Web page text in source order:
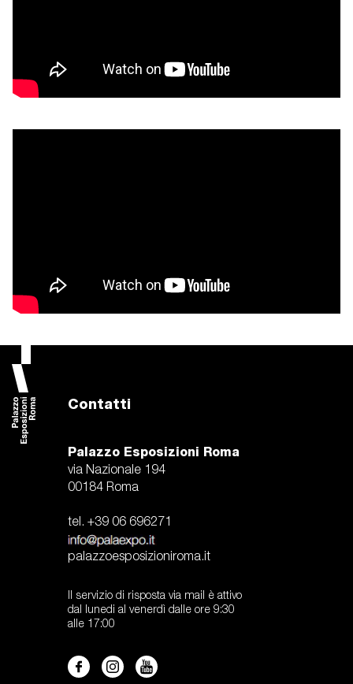
Contatti
Palazzo Esposizioni Roma
via Nazionale 194
00184 Roma
tel. +39 06 696271
palazzoesposizioniroma.it
Il servizio di risposta via mail è attivo
dal lunedi al venerdì dalle ore 9:30
alle 17:00